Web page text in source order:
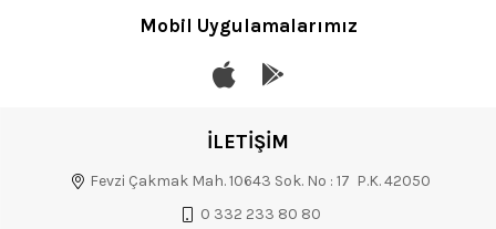
Mobil Uygulamalarımız
İLETİŞİM
Fevzi Çakmak Mah. 10643 Sok. No : 17 P.K. 42050
0 332 233 80 80